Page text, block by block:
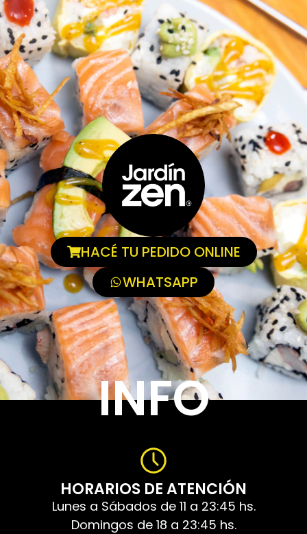
HACÉ TU PEDIDO ONLINE
WHATSAPP
INFO
HORARIOS DE ATENCIÓN
Lunes a Sábados de 11 a 23:45 hs.
Domingos de 18 a 23:45 hs.